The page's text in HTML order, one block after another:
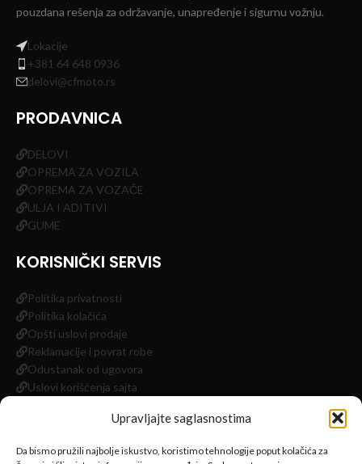
Upravljajte saglasnostima
Da bismo pružili najbolje iskustvo, koristimo tehnologije poput kolačića za
pouzdana rešenja za održavanje, unapređenje i sigurnu vožnju.
Lokacije
+381 64 648 0936
delovi@cfmoto.rs
PRODAVNICA
DELOVI
OPREMA ZA VOZILA
OPREMA ZA VOZAČE
ULJA I ADITIVI
GUME
KORISNIČKI SERVIS
Politika privatnosti
Politika kolačića
Opšti uslovi prodaje
Reklamacije i povrat robe
Odustanak od ugovora
Uslovi korišćenja sajta
INFORMACIJE